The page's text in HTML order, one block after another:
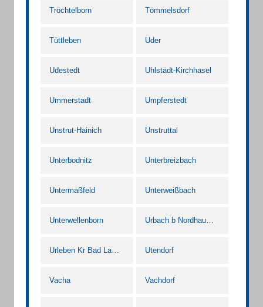
Tröchtelborn Tömmelsdorf
Tüttleben Uder
Udestedt Uhlstädt-Kirchhasel
Ummerstadt Umpferstedt
Unstrut-Hainich Unstruttal
Unterbodnitz Unterbreizbach
Untermaßfeld Unterweißbach
Unterwellenborn Urbach b Nordhausen
Urleben Kr Bad Langensalza Utendorf
Vacha Vachdorf